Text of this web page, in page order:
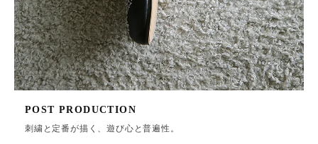
POST PRODUCTION
刺繍と定番が描く、遊び心と普遍性。